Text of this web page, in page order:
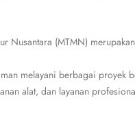
Nusantara (MTMN)
melayani berbagai proyek
alat, dan layanan